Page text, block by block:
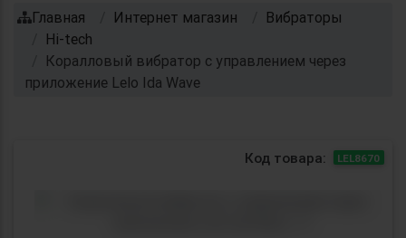
Главная Интернет магазин
Вибраторы
Hi-tech
Коралловый вибратор с управлением через
приложение Lelo Ida Wave
Код товара: LEL8670